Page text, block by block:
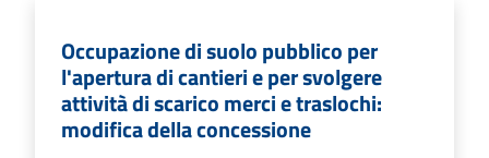
Occupazione di suolo pubblico per
l'apertura di cantieri e per svolgere
attività di scarico merci e traslochi:
modifica della concessione